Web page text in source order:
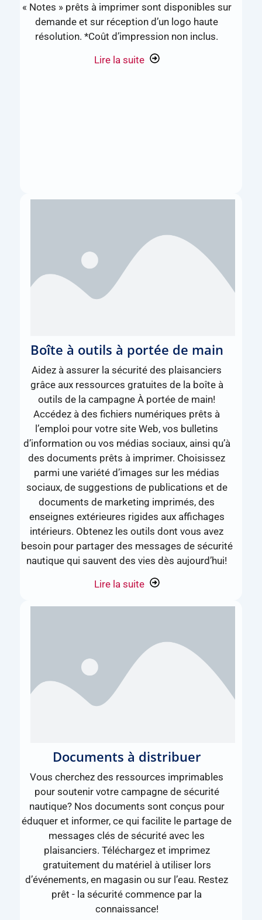
« Notes » prêts à imprimer sont disponibles sur
demande et sur réception d’un logo haute
résolution. *Coût d’impression non inclus.
Lire la suite
Boîte à outils à portée de main
Aidez à assurer la sécurité des plaisanciers
grâce aux ressources gratuites de la boîte à
outils de la campagne À portée de main!
Accédez à des fichiers numériques prêts à
l’emploi pour votre site Web, vos bulletins
d’information ou vos médias sociaux, ainsi qu’à
des documents prêts à imprimer. Choisissez
parmi une variété d’images sur les médias
sociaux, de suggestions de publications et de
documents de marketing imprimés, des
enseignes extérieures rigides aux affichages
intérieurs. Obtenez les outils dont vous avez
besoin pour partager des messages de sécurité
nautique qui sauvent des vies dès aujourd’hui!
Lire la suite
Documents à distribuer
Vous cherchez des ressources imprimables
pour soutenir votre campagne de sécurité
nautique? Nos documents sont conçus pour
éduquer et informer, ce qui facilite le partage de
messages clés de sécurité avec les
plaisanciers. Téléchargez et imprimez
gratuitement du matériel à utiliser lors
d’événements, en magasin ou sur l’eau. Restez
prêt - la sécurité commence par la
connaissance!